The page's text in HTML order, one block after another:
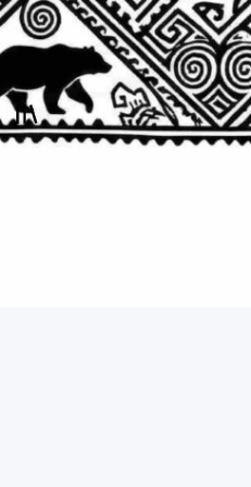
Перейти
содержимому